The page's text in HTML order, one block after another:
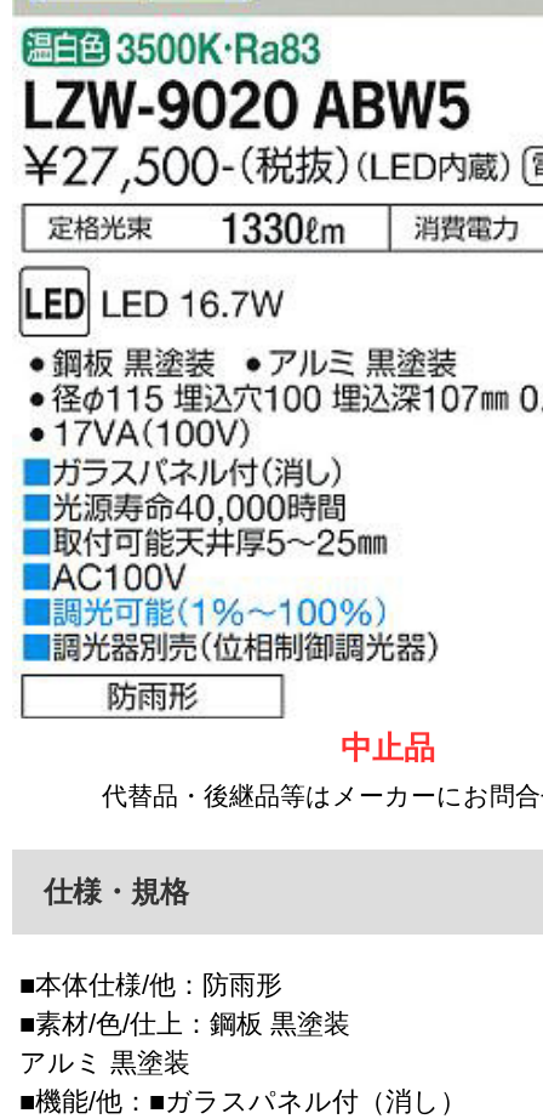
中止品
代替品・後継品等はメーカーにお問
仕様・規格
■本体仕様/他：防雨形
■素材/色/仕上：鋼板 黒塗装
アルミ 黒塗装
■機能/他：■ガラスパネル付（消し）